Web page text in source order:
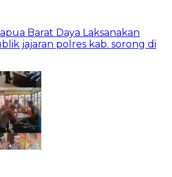
Barat Daya Laksanakan
jajaran polres kab. sorong di